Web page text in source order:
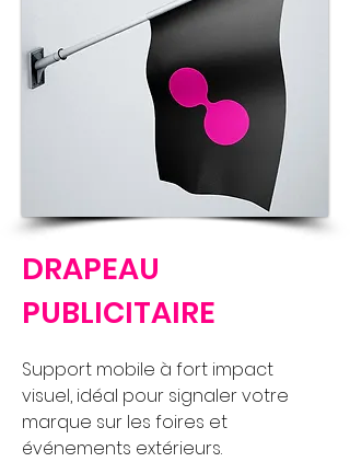
DRAPEAU
PUBLICITAIRE
Support mobile à fort impact
visuel, idéal pour signaler votre
marque sur les foires et
événements extérieurs.